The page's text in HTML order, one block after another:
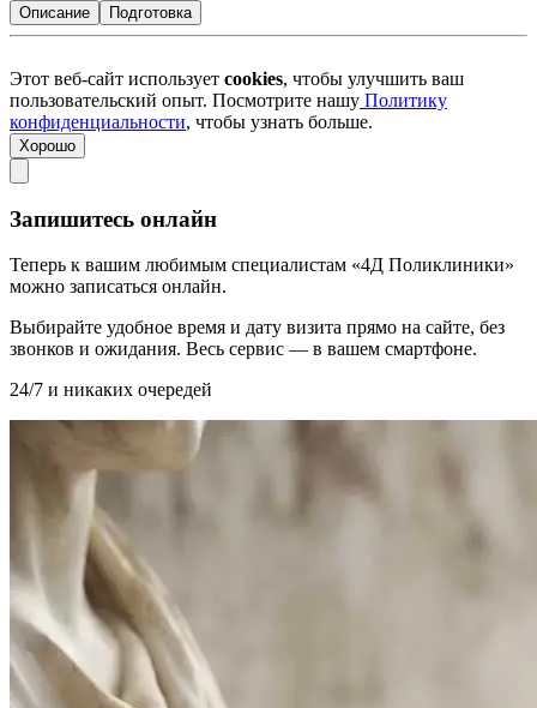
Описание Подготовка
Этот веб-сайт использует cookies, чтобы улучшить ваш
пользовательский опыт. Посмотрите нашу Политику
конфиденциальности, чтобы узнать больше.
Хорошо
Запишитесь онлайн
Теперь к вашим любимым специалистам «4Д Поликлиники»
можно записаться онлайн.
Выбирайте удобное время и дату визита прямо на сайте, без
звонков и ожидания. Весь сервис — в вашем смартфоне.
24/7 и никаких очередей